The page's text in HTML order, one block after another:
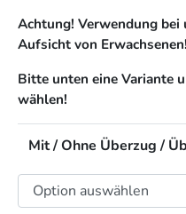
Achtung! Verwendung bei
Aufsicht von Erwachsenen!
Bitte unten eine Variante
wählen!
Mit / Ohne Überzug /